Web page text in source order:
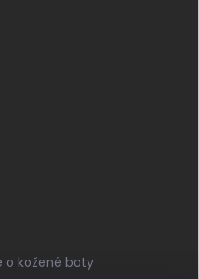
o kožené boty